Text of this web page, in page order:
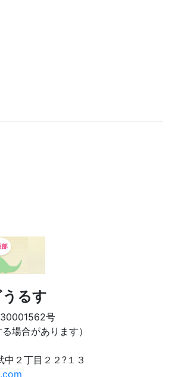
るす
号
場合があります）
２丁目２２?１３